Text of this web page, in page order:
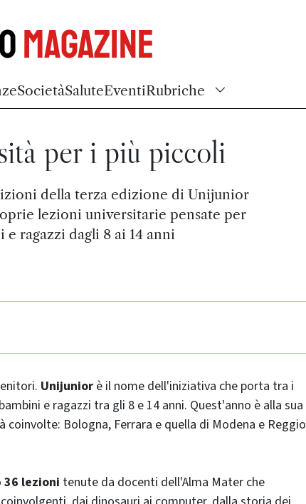
Magazine
SocietàSaluteEventiRubriche
per i più piccoli
della terza edizione di Unijunior
lezioni universitarie pensate per
e ragazzi dagli 8 ai 14 anni
Unijunior è il nome dell'iniziativa che porta tra i
e ragazzi tra gli 8 e 14 anni. Quest'anno è alla sua
coinvolte: Bologna, Ferrara e quella di Modena e Reggio
36 lezioni tenute da docenti dell'Alma Mater che